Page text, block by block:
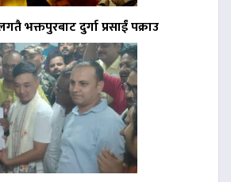
भक्तपुरबाट दुर्गा प्रसाईं पक्राउ